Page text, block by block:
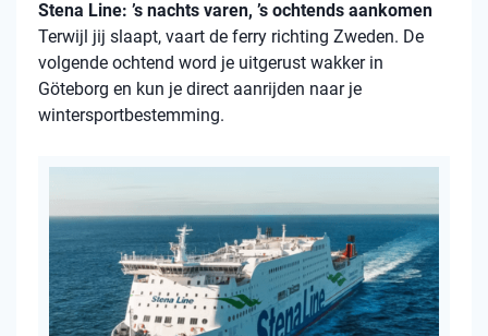
Stena Line: ’s nachts varen, ’s ochtends aankomen
Terwijl jij slaapt, vaart de ferry richting Zweden. De
volgende ochtend word je uitgerust wakker in
Göteborg en kun je direct aanrijden naar je
wintersportbestemming.